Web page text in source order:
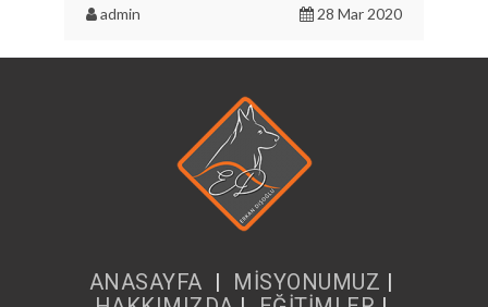
admin 28 Mar 2020
ANASAYFA | MİSYONUMUZ |